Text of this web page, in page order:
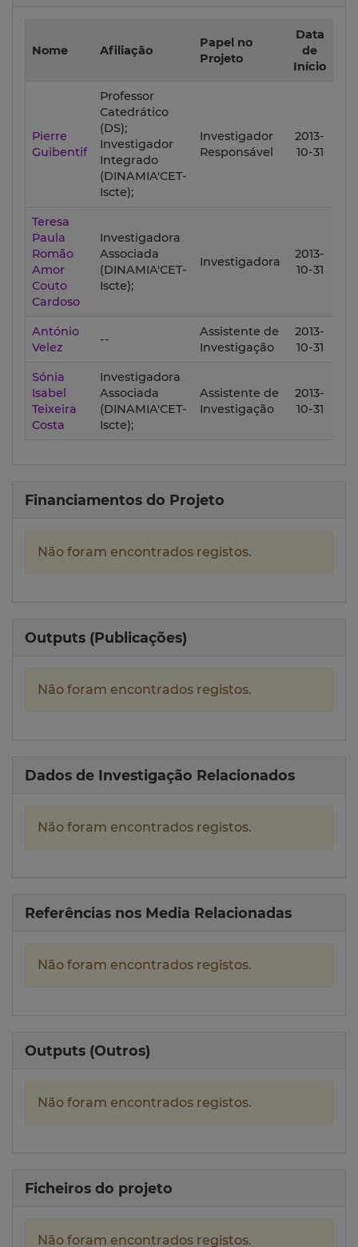
Nome Afiliação
Papel no
Projeto
Data
de
Início
Pierre
Guibentif
Professor
Catedrático
(DS);
Investigador
Integrado
(DINAMIA'CET-
Iscte);
Investigador
Responsável
2013-
10-31
Teresa
Paula
Romão
Amor
Couto
Cardoso
Investigadora
Associada
(DINAMIA'CET-
Iscte);
Investigadora
2013-
10-31
António
Velez
--
Assistente de
Investigação
2013-
10-31
Sónia
Isabel
Teixeira
Costa
Investigadora
Associada
(DINAMIA'CET-
Iscte);
Assistente de
Investigação
2013-
10-31
Financiamentos do Projeto
Não foram encontrados registos.
Outputs (Publicações)
Não foram encontrados registos.
Dados de Investigação Relacionados
Não foram encontrados registos.
Referências nos Media Relacionadas
Não foram encontrados registos.
Outputs (Outros)
Não foram encontrados registos.
Ficheiros do projeto
Não foram encontrados registos.